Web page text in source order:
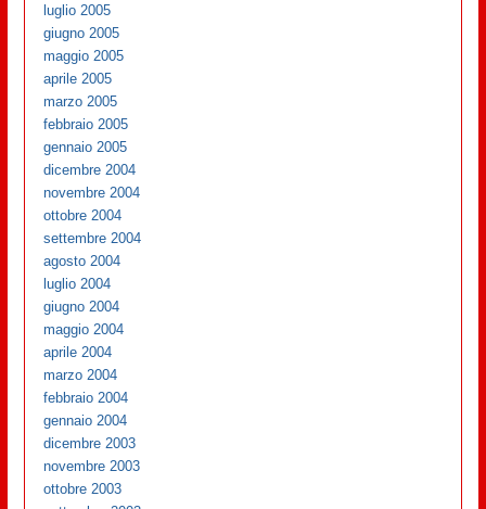
luglio 2005
giugno 2005
maggio 2005
aprile 2005
marzo 2005
febbraio 2005
gennaio 2005
dicembre 2004
novembre 2004
ottobre 2004
settembre 2004
agosto 2004
luglio 2004
giugno 2004
maggio 2004
aprile 2004
marzo 2004
febbraio 2004
gennaio 2004
dicembre 2003
novembre 2003
ottobre 2003